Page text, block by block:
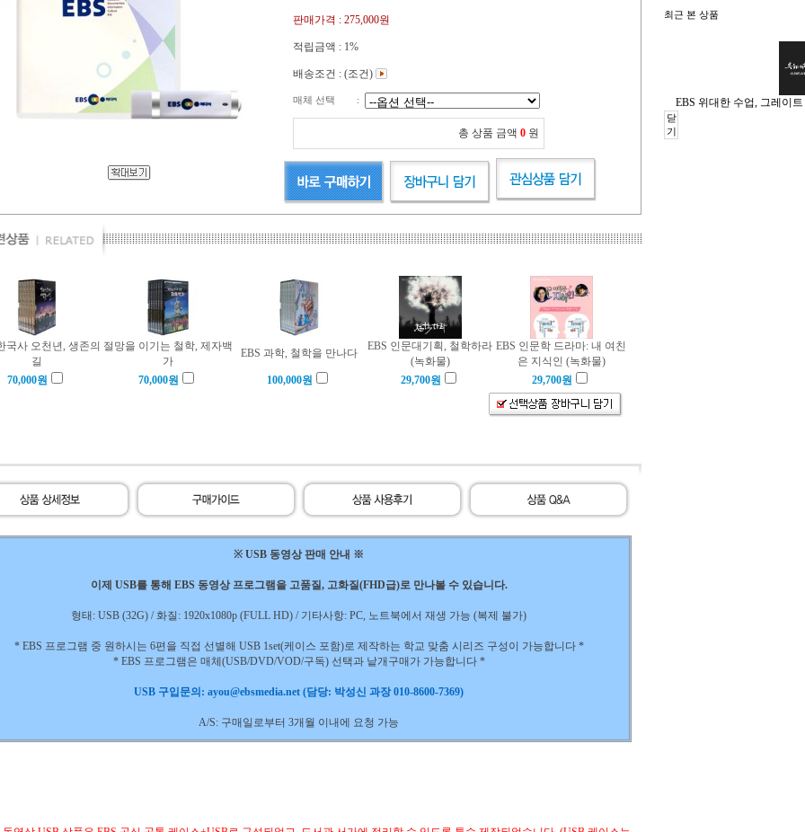
판매가격 : 275,000원
적립금액 : 1%
배송조건 : (조건)
매체 선택 :
총 상품 금액 0 원
국사 오천년, 생존의
길
절망을 이기는 철학, 제자백
가
EBS 과학, 철학을 만나다
EBS 인문대기획, 철학하라
(녹화물)
EBS 인문학 드라마: 내 여친
은 지식인 (녹화물)
70,000원 70,000원 100,000원 29,700원 29,700원
※ USB 동영상 판매 안내 ※
이제 USB를 통해 EBS 동영상 프로그램을 고품질, 고화질(FHD급)로 만나볼 수 있습니다.
형태: USB (32G) / 화질: 1920x1080p (FULL HD) / 기타사항: PC, 노트북에서 재생 가능 (복제 불가)
* EBS 프로그램 중 원하시는 6편을 직접 선별해 USB 1set(케이스 포함)로 제작하는 학교 맞춤 시리즈 구성이 가능합니다 *
* EBS 프로그램은 매체(USB/DVD/VOD/구독) 선택과 낱개구매가 가능합니다 *
USB 구입문의: ayou@ebsmedia.net (담당: 박성신 과장 010-8600-7369)
A/S: 구매일로부터 3개월 이내에 요청 가능
최근 본 상품
EBS 위대한 수업, 그레이
닫
기